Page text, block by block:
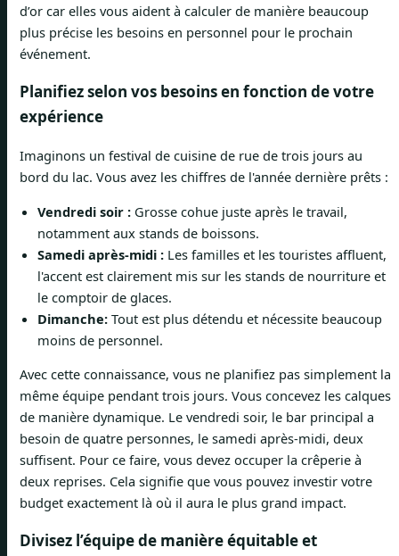
d’or car elles vous aident à calculer de manière beaucoup
plus précise les besoins en personnel pour le prochain
événement.
Planifiez selon vos besoins en fonction de votre
expérience
Imaginons un festival de cuisine de rue de trois jours au
bord du lac. Vous avez les chiffres de l'année dernière prêts :
Vendredi soir : Grosse cohue juste après le travail,
notamment aux stands de boissons.
Samedi après-midi : Les familles et les touristes affluent,
l'accent est clairement mis sur les stands de nourriture et
le comptoir de glaces.
Dimanche: Tout est plus détendu et nécessite beaucoup
moins de personnel.
Avec cette connaissance, vous ne planifiez pas simplement la
même équipe pendant trois jours. Vous concevez les calques
de manière dynamique. Le vendredi soir, le bar principal a
besoin de quatre personnes, le samedi après-midi, deux
suffisent. Pour ce faire, vous devez occuper la crêperie à
deux reprises. Cela signifie que vous pouvez investir votre
budget exactement là où il aura le plus grand impact.
Divisez l’équipe de manière équitable et